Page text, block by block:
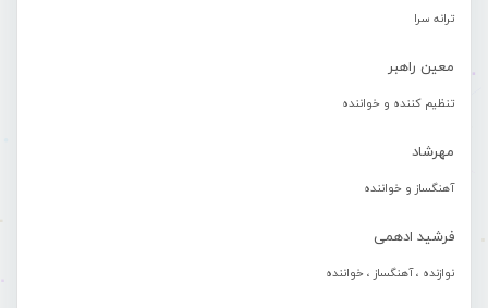
ترانه سرا
معین راهبر
تنظیم کننده و خواننده
مهرشاد
آهنگساز و خواننده
فرشید ادهمی
نوازنده ، آهنگساز ، خواننده